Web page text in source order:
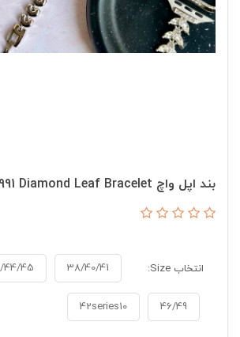
بند اپل واچ I000991 Diamond Leaf Bracelet
انتخاب Size: 38/40/41
44/45
46/49
42series10